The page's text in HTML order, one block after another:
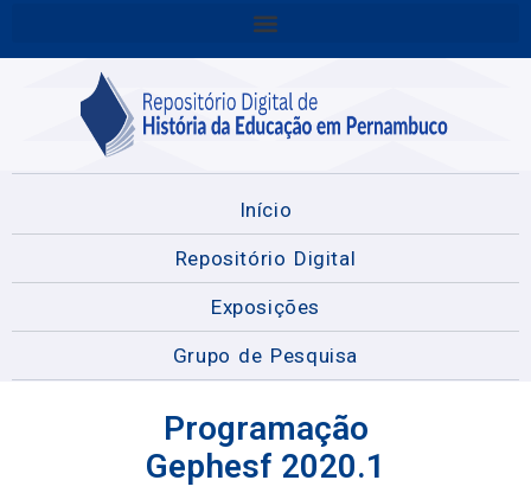
Início
Repositório Digital
Exposições
Grupo de Pesquisa
Programação
Gephesf 2020.1